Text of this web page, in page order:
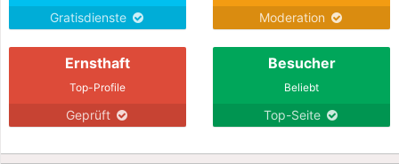
Gratisdienste Moderation
Ernsthaft
Top-Profile
Geprüft
Besucher
Beliebt
Top-Seite